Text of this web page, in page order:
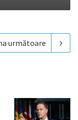
următoare